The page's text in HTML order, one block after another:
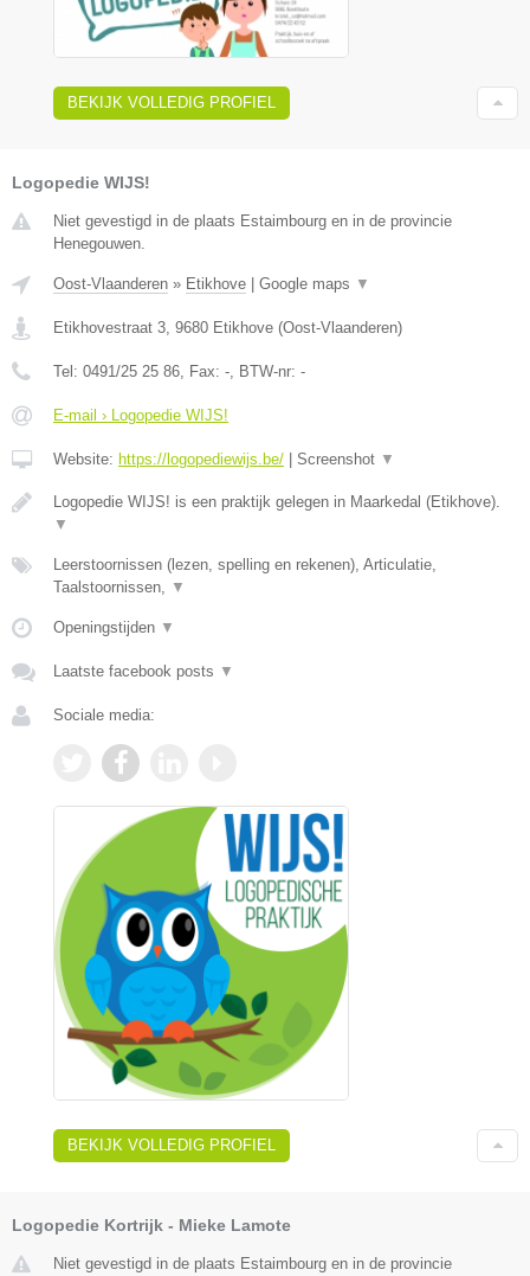
BEKIJK VOLLEDIG PROFIEL
Logopedie WIJS!
Niet gevestigd in de plaats Estaimbourg en in de provincie
Henegouwen.
Oost-Vlaanderen » Etikhove Google maps ▼
Etikhovestraat 3, 9680 Etikhove (Oost-Vlaanderen)
Tel: 0491/25 25 86, Fax: -, BTW-nr: -
E-mail › Logopedie WIJS!
Website: https://logopediewijs.be/ Screenshot ▼
Logopedie WIJS! is een praktijk gelegen in Maarkedal (Etikhove).
▼
Leerstoornissen (lezen, spelling en rekenen), Articulatie,
Taalstoornissen, ▼
Openingstijden ▼
Laatste facebook posts ▼
Sociale media:
BEKIJK VOLLEDIG PROFIEL
Logopedie Kortrijk - Mieke Lamote
Niet gevestigd in de plaats Estaimbourg en in de provincie